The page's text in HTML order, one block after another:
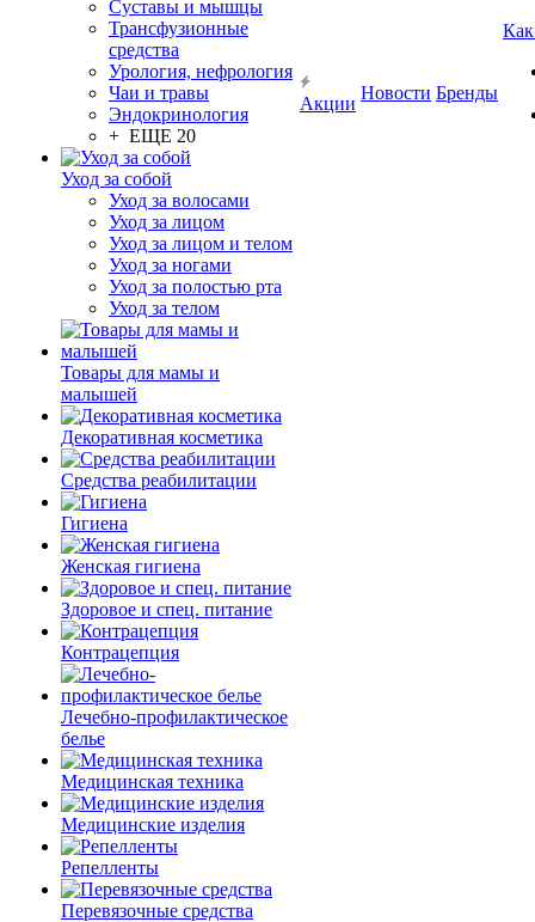
Суставы и мышцы
Трансфузионные
средства
Урология, нефрология
Чаи и травы
Эндокринология
+ ЕЩЕ 20
Уход за собой
Уход за волосами
Уход за лицом
Уход за лицом и телом
Уход за ногами
Уход за полостью рта
Уход за телом
Товары для мамы и
малышей
Декоративная косметика
Средства реабилитации
Гигиена
Женская гигиена
Здоровое и спец. питание
Контрацепция
Лечебно-профилактическое
белье
Медицинская техника
Медицинские изделия
Репелленты
Перевязочные средства
Акции
Новости Бренды